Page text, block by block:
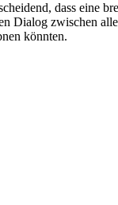
dass eine
Dialog zwischen
könnten.